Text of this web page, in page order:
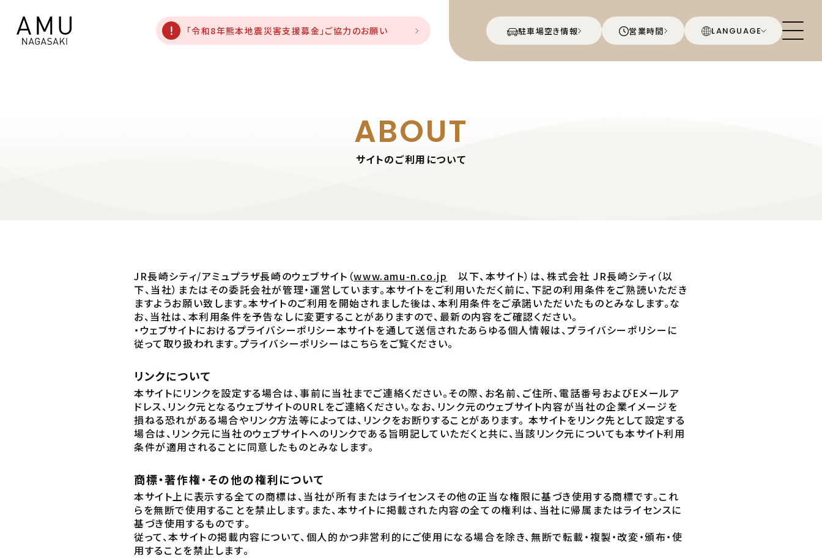
駐車場空き情報 営業時間 LANGUAGE
「令和8年熊本地震災害支援募金」ご協力のお願い
ABOUT
サイトのご利用について
JR長崎シティ/アミュプラザ長崎のウェブサイト（www.amu-n.co.jp
以下、本サイト）は、株式会社 JR長崎シティ（以
下、当社）またはその委託会社が管理・運営しています。本サイトをご利用いただく前に、下記の利用条件をご熟読いただき
ますようお願い致します。本サイトのご利用を開始されました後は、本利用条件をご承諾いただいたものとみなします。な
お、当社は、本利用条件を予告なしに変更することがありますので、最新の内容をご確認ください。
・ウェブサイトにおけるプライバシーポリシー本サイトを通して送信されたあらゆる個人情報は、プライバシーポリシーに
従って取り扱われます。プライバシーポリシーはこちらをご覧ください。
リンクについて
本サイトにリンクを設定する場合は、事前に当社までご連絡ください。その際、お名前、ご住所、電話番号およびEメールア
ドレス、リンク元となるウェブサイトのURLをご連絡ください。なお、リンク元のウェブサイト内容が当社の企業イメージを
損ねる恐れがある場合やリンク方法等によっては、リンクをお断りすることがあります。 本サイトをリンク先として設定する
場合は、リンク元に当社のウェブサイトへのリンクである旨明記していただくと共に、当該リンク元についても本サイト利用
条件が適用されることに同意したものとみなします。
商標・著作権・その他の権利について
本サイト上に表示する全ての商標は、当社が所有またはライセンスその他の正当な権限に基づき使用する商標です。これ
らを無断で使用することを禁止します。また、本サイトに掲載された内容の全ての権利は、当社に帰属またはライセンスに
基づき使用するものです。
従って、本サイトの掲載内容について、個人的かつ非営利的にご使用になる場合を除き、無断で転載・複製・改変・頒布・使
用することを禁止します。